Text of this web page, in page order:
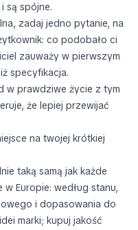
są spójne.
zadaj jedno pytanie, na
co podobało ci
zauważy w pierwszym
specyfikacja.
w prawdziwe życie z tym
że lepiej przewijać
na twojej krótkiej
taką samą jak każde
Europie: według stanu,
i dopasowania do
marki; kupuj jakość